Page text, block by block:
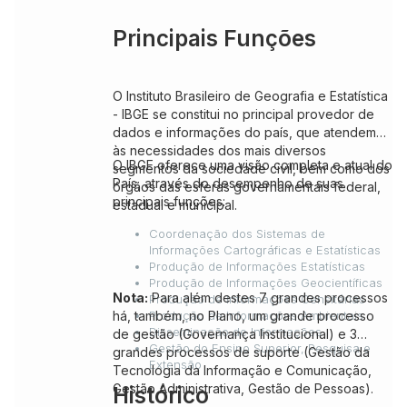
Principais Funções
O Instituto Brasileiro de Geografia e Estatística
- IBGE se constitui no principal provedor de
dados e informações do país, que atendem
às necessidades dos mais diversos
segmentos da sociedade civil, bem como dos
órgãos das esferas governamentais federal,
estadual e municipal.
O IBGE oferece uma visão completa e atual do
País, através do desempenho de suas
principais funções:
Coordenação dos Sistemas de
Informações Cartográficas e Estatísticas
Produção de Informações Estatísticas
Produção de Informações Geocientíficas
Produção de Informações Censitárias
Produção de Informações Ambientais
Disseminação de Informações
Gestão do Ensino Superior, Pesquisa e
Extensão
Nota:Para além destes 7 grandes processos
há, também, no Plano, um grande processo
de gestão (Governança Institucional) e 3
grandes processos de suporte (Gestão da
Tecnologia da Informação e Comunicação,
Gestão Administrativa, Gestão de Pessoas).
Histórico